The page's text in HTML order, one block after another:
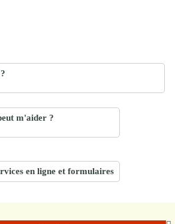
m'aider ?
en ligne et formulaires